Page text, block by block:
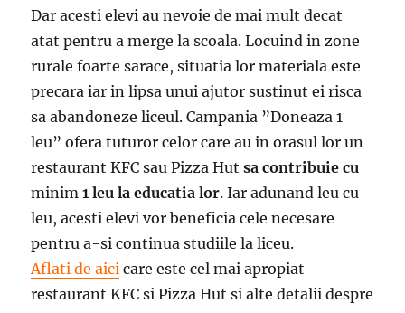
Dar acesti elevi au nevoie de mai mult decat
atat pentru a merge la scoala. Locuind in zone
rurale foarte sarace, situatia lor materiala este
precara iar in lipsa unui ajutor sustinut ei risca
sa abandoneze liceul. Campania ”Doneaza 1
leu” ofera tuturor celor care au in orasul lor un
restaurant KFC sau Pizza Hutsa contribuie cu
minim1 leu la educatia lor. Iar adunand leu cu
leu, acesti elevi vor beneficia cele necesare
pentru a-si continua studiile la liceu.
Aflati de aici care este cel mai apropiat
restaurant KFC si Pizza Hut si alte detalii despre